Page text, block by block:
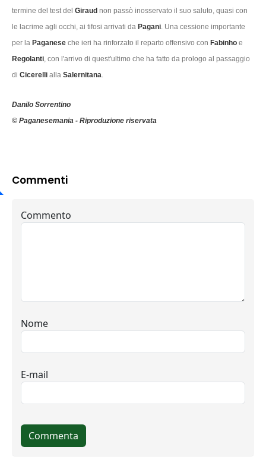
termine del test del Giraud non passò inosservato il suo saluto, quasi con
le lacrime agli occhi, ai tifosi arrivati da Pagani. Una cessione importante
per la Paganese che ieri ha rinforzato il reparto offensivo con Fabinho e
Regolanti, con l'arrivo di quest'ultimo che ha fatto da prologo al passaggio
di Cicerelli alla Salernitana.
Danilo Sorrentino
© Paganesemania - Riproduzione riservata
Commenti